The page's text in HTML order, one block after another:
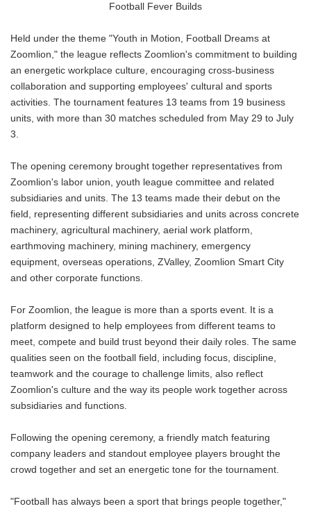
Football Fever Builds
Held under the theme "Youth in Motion, Football Dreams at
Zoomlion," the league reflects Zoomlion's commitment to building
an energetic workplace culture, encouraging cross-business
collaboration and supporting employees' cultural and sports
activities. The tournament features 13 teams from 19 business
units, with more than 30 matches scheduled from May 29 to July
3.
The opening ceremony brought together representatives from
Zoomlion's labor union, youth league committee and related
subsidiaries and units. The 13 teams made their debut on the
field, representing different subsidiaries and units across concrete
machinery, agricultural machinery, aerial work platform,
earthmoving machinery, mining machinery, emergency
equipment, overseas operations, ZValley, Zoomlion Smart City
and other corporate functions.
For Zoomlion, the league is more than a sports event. It is a
platform designed to help employees from different teams to
meet, compete and build trust beyond their daily roles. The same
qualities seen on the football field, including focus, discipline,
teamwork and the courage to challenge limits, also reflect
Zoomlion's culture and the way its people work together across
subsidiaries and functions.
Following the opening ceremony, a friendly match featuring
company leaders and standout employee players brought the
crowd together and set an energetic tone for the tournament.
"Football has always been a sport that brings people together,"